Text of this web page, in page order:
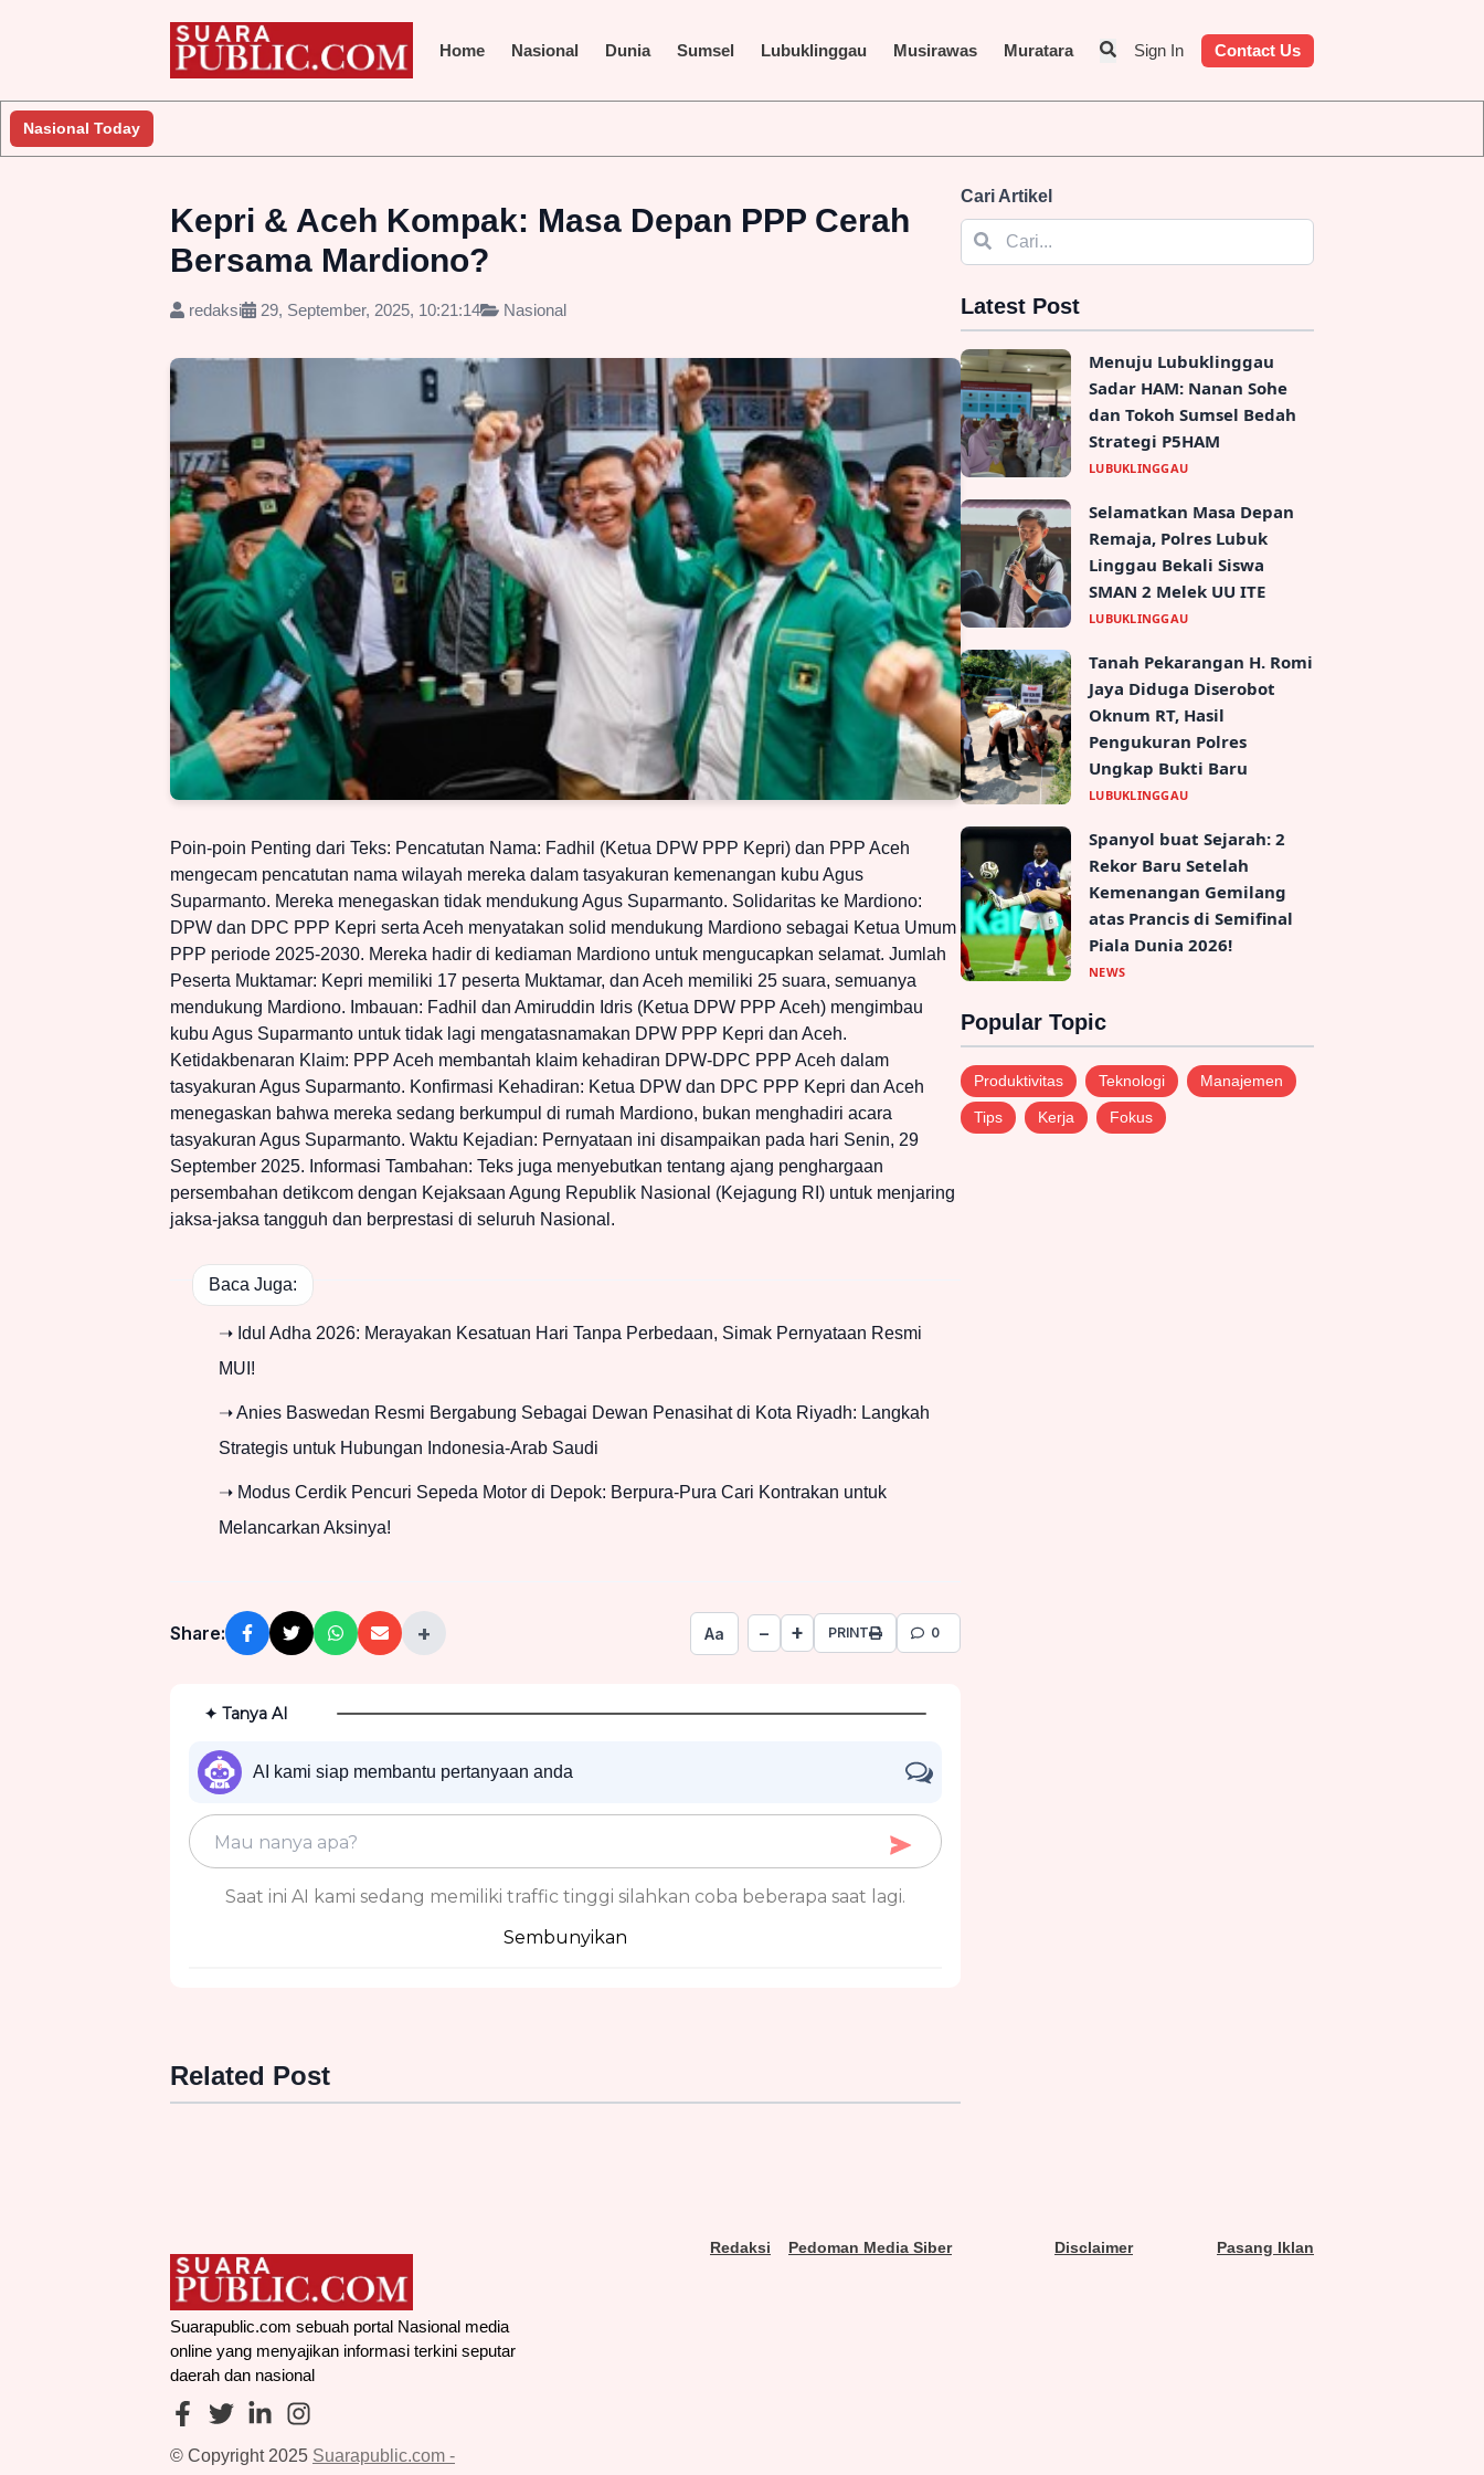
Home Nasional Dunia Sumsel Lubuklinggau Musirawas Muratara Sign In Contact Us
Nasional Today
Kepri & Aceh Kompak: Masa Depan PPP Cerah
Bersama Mardiono?
redaksi 29, September, 2025, 10:21:14 Nasional
Poin-poin Penting dari Teks: Pencatutan Nama: Fadhil (Ketua DPW PPP Kepri) dan PPP Aceh
mengecam pencatutan nama wilayah mereka dalam tasyakuran kemenangan kubu Agus
Suparmanto. Mereka menegaskan tidak mendukung Agus Suparmanto. Solidaritas ke Mardiono:
DPW dan DPC PPP Kepri serta Aceh menyatakan solid mendukung Mardiono sebagai Ketua Umum
PPP periode 2025-2030. Mereka hadir di kediaman Mardiono untuk mengucapkan selamat. Jumlah
Peserta Muktamar: Kepri memiliki 17 peserta Muktamar, dan Aceh memiliki 25 suara, semuanya
mendukung Mardiono. Imbauan: Fadhil dan Amiruddin Idris (Ketua DPW PPP Aceh) mengimbau
kubu Agus Suparmanto untuk tidak lagi mengatasnamakan DPW PPP Kepri dan Aceh.
Ketidakbenaran Klaim: PPP Aceh membantah klaim kehadiran DPW-DPC PPP Aceh dalam
tasyakuran Agus Suparmanto. Konfirmasi Kehadiran: Ketua DPW dan DPC PPP Kepri dan Aceh
menegaskan bahwa mereka sedang berkumpul di rumah Mardiono, bukan menghadiri acara
tasyakuran Agus Suparmanto. Waktu Kejadian: Pernyataan ini disampaikan pada hari Senin, 29
September 2025. Informasi Tambahan: Teks juga menyebutkan tentang ajang penghargaan
persembahan detikcom dengan Kejaksaan Agung Republik Nasional (Kejagung RI) untuk menjaring
jaksa-jaksa tangguh dan berprestasi di seluruh Nasional.
Baca Juga:
➝ Idul Adha 2026: Merayakan Kesatuan Hari Tanpa Perbedaan, Simak Pernyataan Resmi
MUI!
➝ Anies Baswedan Resmi Bergabung Sebagai Dewan Penasihat di Kota Riyadh: Langkah
Strategis untuk Hubungan Indonesia-Arab Saudi
➝ Modus Cerdik Pencuri Sepeda Motor di Depok: Berpura-Pura Cari Kontrakan untuk
Melancarkan Aksinya!
Share: + Aa − + PRINT 0
✦ Tanya AI
AI kami siap membantu pertanyaan anda
Saat ini AI kami sedang memiliki traffic tinggi silahkan coba beberapa saat lagi.
Sembunyikan
Related Post
Cari Artikel
Latest Post
Menuju Lubuklinggau
Sadar HAM: Nanan Sohe
dan Tokoh Sumsel Bedah
Strategi P5HAM
LUBUKLINGGAU
Selamatkan Masa Depan
Remaja, Polres Lubuk
Linggau Bekali Siswa
SMAN 2 Melek UU ITE
LUBUKLINGGAU
Tanah Pekarangan H. Romi
Jaya Diduga Diserobot
Oknum RT, Hasil
Pengukuran Polres
Ungkap Bukti Baru
LUBUKLINGGAU
Spanyol buat Sejarah: 2
Rekor Baru Setelah
Kemenangan Gemilang
atas Prancis di Semifinal
Piala Dunia 2026!
NEWS
Popular Topic
Produktivitas Teknologi Manajemen
Tips Kerja Fokus
Suarapublic.com sebuah portal Nasional media
online yang menyajikan informasi terkini seputar
daerah dan nasional
© Copyright 2025 Suarapublic.com -
Redaksi Pedoman Media Siber Disclaimer Pasang Iklan